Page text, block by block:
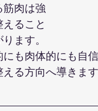
筋肉は強
ること
ます。
も肉体的にも自
る方向へ導きます